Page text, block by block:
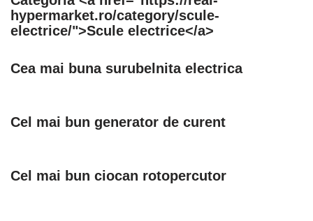
hypermarket.ro/category/scule-
electrice/">Scule electrice</a>
Cea mai buna surubelnita electrica
Cel mai bun generator de curent
Cel mai bun ciocan rotopercutor